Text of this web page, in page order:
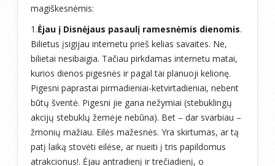
magiškesnėmis:
1.Ėjau į Disnėjaus pasaulį ramesnėmis dienomis.
Bilietus įsigijau internetu prieš kelias savaites. Ne,
bilietai nesibaigia. Tačiau pirkdamas internetu matai,
kurios dienos pigesnės ir pagal tai planuoji kelionę.
Pigesni paprastai pirmadieniai-ketvirtadieniai, nebent
būtų šventė. Pigesni jie gana nežymiai (stebuklingų
akcijų stebuklų žemėje nebūna). Bet – dar svarbiau –
žmonių mažiau. Eilės mažesnės. Yra skirtumas, ar tą
patį laiką stovėti eilėse, ar nueiti į tris papildomus
atrakcionus!. Ėjau antradienį ir trečiadienį, o